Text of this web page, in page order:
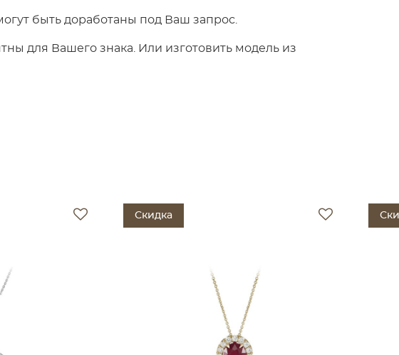
быть доработаны под Ваш запрос.
для Вашего знака. Или изготовить модель из
Скидка